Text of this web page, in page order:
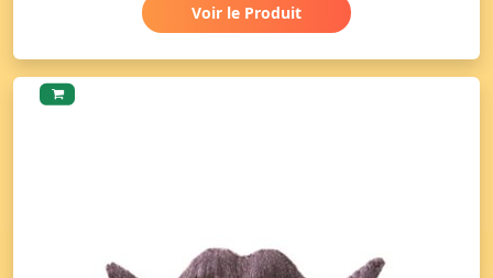
Voir le Produit